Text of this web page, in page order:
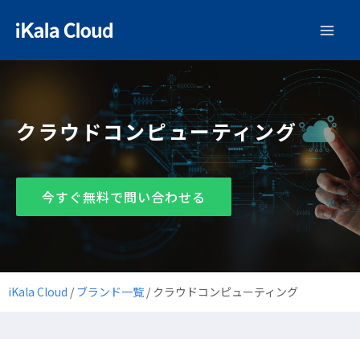
クラウドコンピューティング
今すぐ無料で問い合わせる
iKala Cloud / ブランド一覧 / クラウドコンピューティング